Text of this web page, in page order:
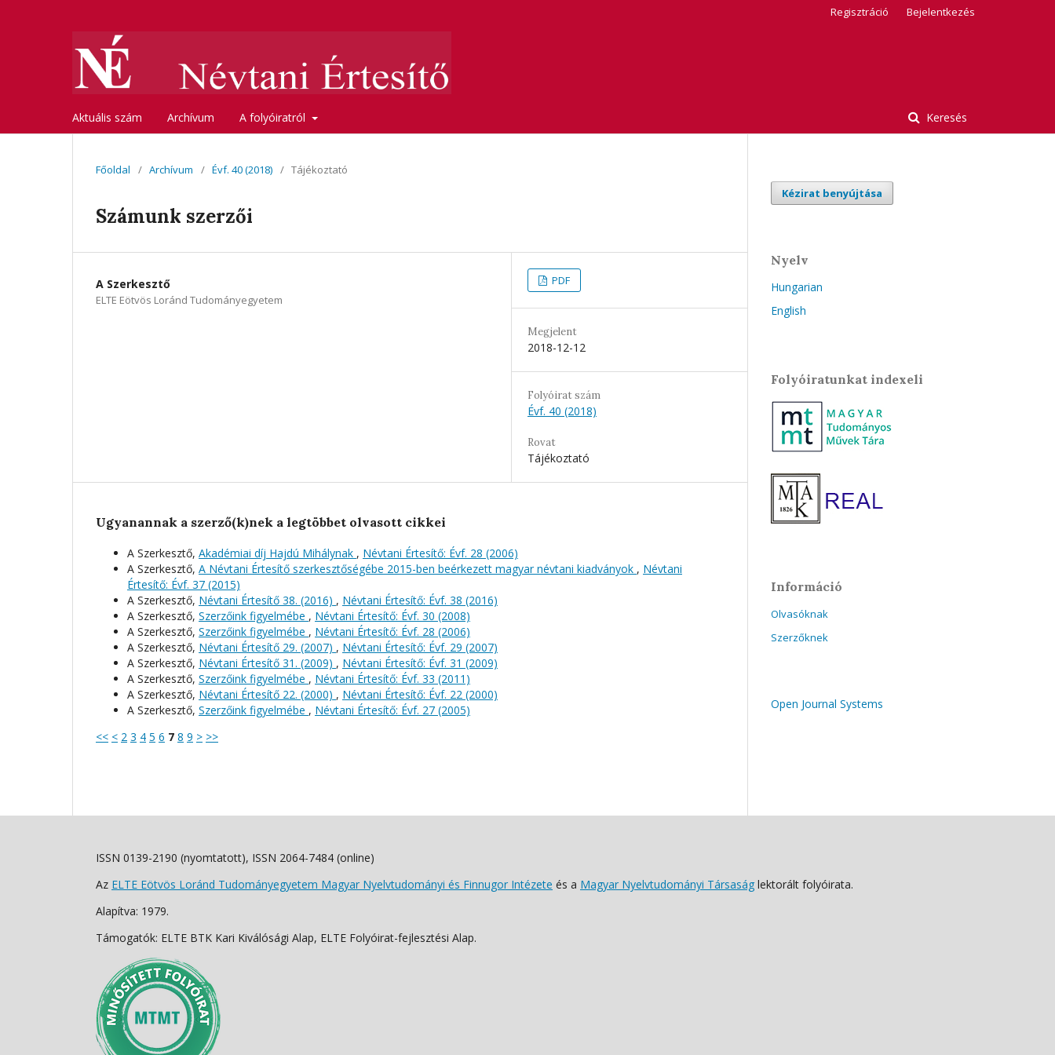
Aktuális szám Archívum A folyóiratról Keresés
Regisztráció Bejelentkezés
Főoldal / Archívum / Évf. 40 (2018) / Tájékoztató
Számunk szerzői
A Szerkesztő
ELTE Eötvös Loránd Tudományegyetem
PDF
Megjelent
2018-12-12
Folyóirat szám
Évf. 40 (2018)
Rovat
Tájékoztató
Ugyanannak a szerző(k)nek a legtöbbet olvasott cikkei
A Szerkesztő, Akadémiai díj Hajdú Mihálynak , Névtani Értesítő: Évf. 28 (2006)
A Szerkesztő, A Névtani Értesítő szerkesztőségébe 2015-ben beérkezett magyar névtani kiadványok , Névtani
Értesítő: Évf. 37 (2015)
A Szerkesztő, Névtani Értesítő 38. (2016) , Névtani Értesítő: Évf. 38 (2016)
A Szerkesztő, Szerzőink figyelmébe , Névtani Értesítő: Évf. 30 (2008)
A Szerkesztő, Szerzőink figyelmébe , Névtani Értesítő: Évf. 28 (2006)
A Szerkesztő, Névtani Értesítő 29. (2007) , Névtani Értesítő: Évf. 29 (2007)
A Szerkesztő, Névtani Értesítő 31. (2009) , Névtani Értesítő: Évf. 31 (2009)
A Szerkesztő, Szerzőink figyelmébe , Névtani Értesítő: Évf. 33 (2011)
A Szerkesztő, Névtani Értesítő 22. (2000) , Névtani Értesítő: Évf. 22 (2000)
A Szerkesztő, Szerzőink figyelmébe , Névtani Értesítő: Évf. 27 (2005)
<< < 2 3 4 5 6 7 8 9 > >>
Kézirat benyújtása
Nyelv
Hungarian
English
Folyóiratunkat indexeli
Információ
Olvasóknak
Szerzőknek
Open Journal Systems
ISSN 0139-2190 (nyomtatott), ISSN 2064-7484 (online)
Az ELTE Eötvös Loránd Tudományegyetem Magyar Nyelvtudományi és Finnugor Intézete és a Magyar Nyelvtudományi Társaság lektorált folyóirata.
Alapítva: 1979.
Támogatók: ELTE BTK Kari Kiválósági Alap, ELTE Folyóirat-fejlesztési Alap.